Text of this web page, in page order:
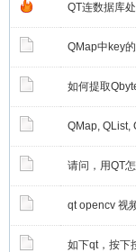
QT连数据库
QMap中key
如何提取
QMap, QList,
请问，用QT
qt opencv 视
如下qt，按下